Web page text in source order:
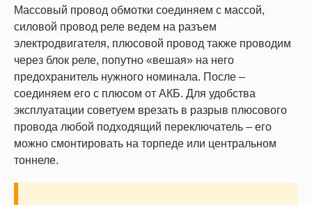
Массовый провод обмотки соединяем с массой,
силовой провод реле ведем на разъем
электродвигателя, плюсовой провод также проводим
через блок реле, попутно «вешая» на него
предохранитель нужного номинала. После –
соединяем его с плюсом от АКБ. Для удобства
эксплуатации советуем врезать в разрыв плюсового
провода любой подходящий переключатель – его
можно смонтировать на торпеде или центральном
тоннеле.